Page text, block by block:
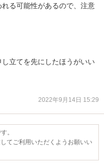
る可能性があるので、注意
立てを先にしたほうがいい
2022年9月14日 15:29
。
てご利用いただくようお願いい